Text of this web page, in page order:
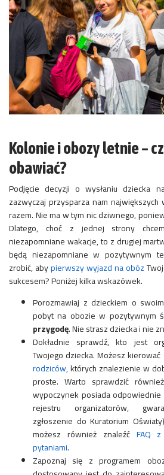
Kolonie i obozy letnie –
obawiać?
Podjęcie decyzji o wysłaniu dziecka
zazwyczaj przysparza nam
razem. Nie ma w tym nic dziwnego,
Dlatego, choć z jednej strony
niezapomniane wakacje, to z drugiej
będą niezapomniane w pozytywnym
zrobić, abypierwszy wyjazd na obóz
sukcesem? Poniżej kilka wskazówek.
Porozmawiaj z dzieckiem o
pobyt na obozie w pozytywnym
przygodę. Nie strasz dziecka i nie
Dokładnie sprawdź, kto jest
Twojego dziecka. Możesz kierować
rodziców, których znalezienie w
proste. Warto sprawdzić
wypoczynek posiada odpowiednie
rejestru organizatorów,
zgłoszenie do Kuratorium
możesz również znaleźć FAQ
pytaniami.
Zapoznaj się z programem